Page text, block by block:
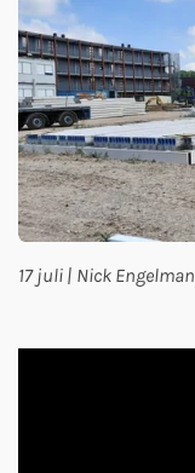
17 juli | Nick Engelman